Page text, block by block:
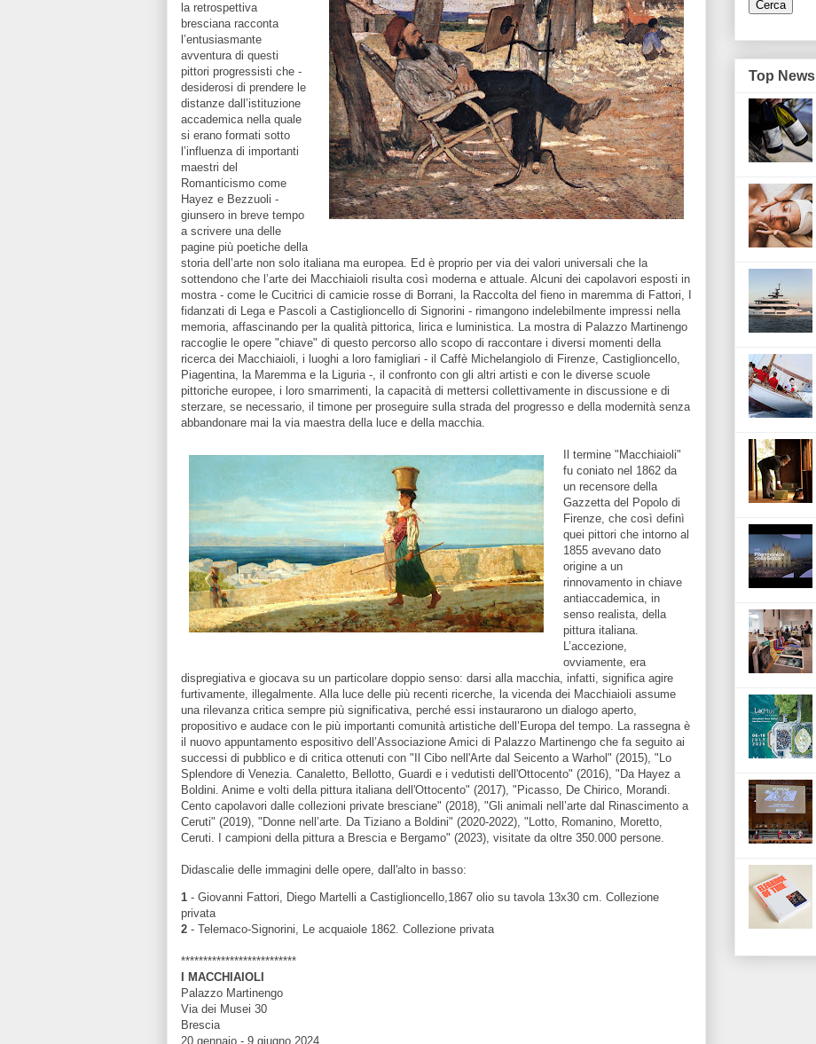
la retrospettiva
bresciana racconta
l’entusiasmante
avventura di questi
pittori progressisti che -
desiderosi di prendere le
distanze dall’istituzione
accademica nella quale
si erano formati sotto
l’influenza di importanti
maestri del
Romanticismo come
Hayez e Bezzuoli -
giunsero in breve tempo
a scrivere una delle
pagine più poetiche della
storia dell’arte non solo italiana ma europea. Ed è proprio per via dei valori universali che la
sottendono che l’arte dei Macchiaioli risulta così moderna e attuale. Alcuni dei capolavori esposti in
mostra - come le Cucitrici di camicie rosse di Borrani, la Raccolta del fieno in maremma di Fattori, I
fidanzati di Lega e Pascoli a Castiglioncello di Signorini - rimangono indelebilmente impressi nella
memoria, affascinando per la qualità pittorica, lirica e luministica. La mostra di Palazzo Martinengo
raccoglie le opere "chiave" di questo percorso allo scopo di raccontare i diversi momenti della
ricerca dei Macchiaioli, i luoghi a loro famigliari - il Caffè Michelangiolo di Firenze, Castiglioncello,
Piagentina, la Maremma e la Liguria -, il confronto con gli altri artisti e con le diverse scuole
pittoriche europee, i loro smarrimenti, la capacità di mettersi collettivamente in discussione e di
sterzare, se necessario, il timone per proseguire sulla strada del progresso e della modernità senza
abbandonare mai la via maestra della luce e della macchia.
Il termine "Macchiaioli"
fu coniato nel 1862 da
un recensore della
Gazzetta del Popolo di
Firenze, che così definì
quei pittori che intorno al
1855 avevano dato
origine a un
rinnovamento in chiave
antiaccademica, in
senso realista, della
pittura italiana.
L’accezione,
ovviamente, era
dispregiativa e giocava su un particolare doppio senso: darsi alla macchia, infatti, significa agire
furtivamente, illegalmente. Alla luce delle più recenti ricerche, la vicenda dei Macchiaioli assume
una rilevanza critica sempre più significativa, perché essi instaurarono un dialogo aperto,
propositivo e audace con le più importanti comunità artistiche dell’Europa del tempo. La rassegna è
il nuovo appuntamento espositivo dell’Associazione Amici di Palazzo Martinengo che fa seguito ai
successi di pubblico e di critica ottenuti con "Il Cibo nell'Arte dal Seicento a Warhol" (2015), "Lo
Splendore di Venezia. Canaletto, Bellotto, Guardi e i vedutisti dell'Ottocento" (2016), "Da Hayez a
Boldini. Anime e volti della pittura italiana dell'Ottocento" (2017), "Picasso, De Chirico, Morandi.
Cento capolavori dalle collezioni private bresciane" (2018), "Gli animali nell’arte dal Rinascimento a
Ceruti" (2019), "Donne nell’arte. Da Tiziano a Boldini" (2020-2022), "Lotto, Romanino, Moretto,
Ceruti. I campioni della pittura a Brescia e Bergamo" (2023), visitate da oltre 350.000 persone.
Didascalie delle immagini delle opere, dall'alto in basso:
1 - Giovanni Fattori, Diego Martelli a Castiglioncello,1867 olio su tavola 13x30 cm. Collezione
privata
2 - Telemaco-Signorini, Le acquaiole 1862. Collezione privata
**************************
I MACCHIAIOLI
Palazzo Martinengo
Via dei Musei 30
Brescia
20 gennaio - 9 giugno 2024
Top News